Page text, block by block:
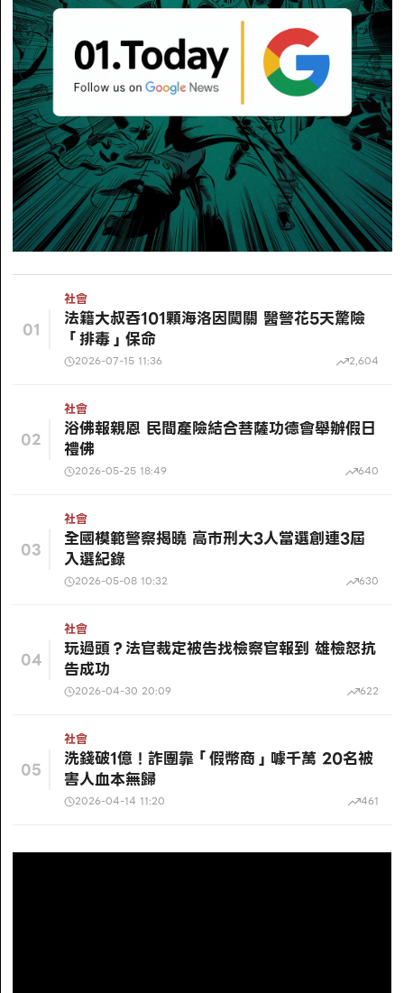
01
社會
法籍大叔吞101顆海洛因闖關 醫警花5天驚險
「排毒」保命
2026-07-15 11:36 2,604
02
社會
浴佛報親恩 民間產險結合菩薩功德會舉辦假日
禮佛
2026-05-25 18:49 640
03
社會
全國模範警察揭曉 高市刑大3人當選創連3屆
入選紀錄
2026-05-08 10:32 630
04
社會
玩過頭？法官裁定被告找檢察官報到 雄檢怒抗
告成功
2026-04-30 20:09 622
05
社會
洗錢破1億！詐團靠「假幣商」噱千萬 20名被
害人血本無歸
2026-04-14 11:20 461